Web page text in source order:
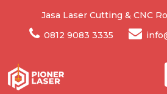
Jasa Laser Cutting & CNC
0812 9083 3335